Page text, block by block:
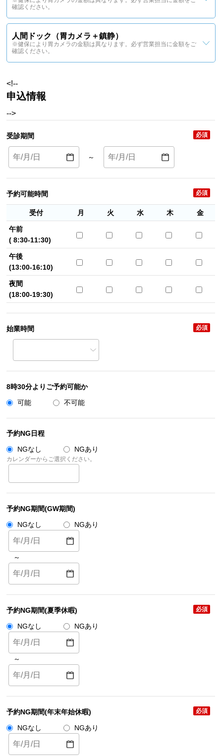
確認ください。
人間ドック（胃カメラ＋鎮静）
※健保により胃カメラの金額は異なります。必ず営業担当に金額をご
確認ください。
<!--
申込情報
-->
受診期間 必須
～
予約可能時間 必須
受付 月 火 水 木 金
午前
( 8:30-11:30)
午後
(13:00-16:10)
夜間
(18:00-19:30)
始業時間 必須
8時30分よりご予約可能か
可能
不可能
予約NG日程
NGなし
NGあり
カレンダーからご選択ください。
予約NG期間(GW期間)
NGなし
NGあり
～
予約NG期間(夏季休暇) 必須
NGなし NGあり
～
予約NG期間(年末年始休暇) 必須
NGなし NGあり